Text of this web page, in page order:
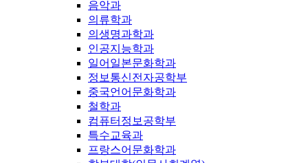
음악과
의류학과
의생명과학과
인공지능학과
일어일본문화학과
정보통신전자공학부
중국언어문화학과
철학과
컴퓨터정보공학부
특수교육과
프랑스어문화학과